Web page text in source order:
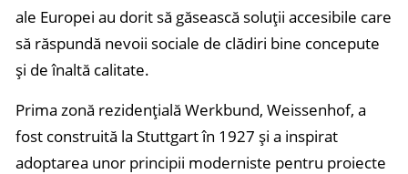
ale Europei au dorit să găsească soluții accesibile care
să răspundă nevoii sociale de clădiri bine concepute
și de înaltă calitate.
Prima zonă rezidențială Werkbund, Weissenhof, a
fost construită la Stuttgart în 1927 și a inspirat
adoptarea unor principii moderniste pentru proiecte